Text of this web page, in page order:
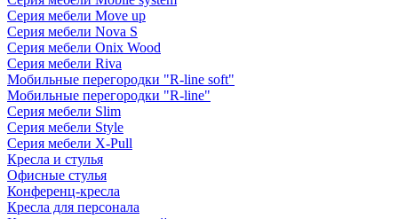
Серия мебели Move up
Серия мебели Nova S
Серия мебели Onix Wood
Серия мебели Riva
Мобильные перегородки "R-line soft"
Мобильные перегородки "R-line"
Серия мебели Slim
Серия мебели Style
Серия мебели X-Pull
Кресла и стулья
Офисные стулья
Конференц-кресла
Кресла для персонала